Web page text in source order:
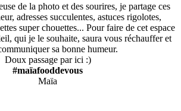
de la photo et des sourires, je partage ces
adresses succulentes, astuces rigolotes,
super chouettes... Pour faire de cet espace
qui je le souhaite, saura vous réchauffer et
sa bonne humeur.
Doux passage par ici :)
#maïafooddevous
Maïa